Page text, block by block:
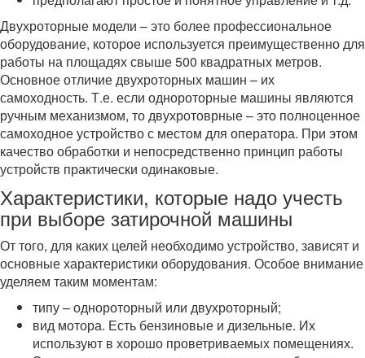
Двухроторные модели – это более профессиональное
оборудование, которое используется преимущественно для
работы на площадях свыше 500 квадратных метров.
Основное отличие двухроторных машин – их
самоходность. Т.е. если однороторные машины являются
ручным механизмом, то двухротоврные – это полноценное
самоходное устройство с местом для оператора. При этом
качество обработки и непосредственно принцип работы
устройств практически одинаковые.
Характеристики, которые надо учесть
при выборе затирочной машины
От того, для каких целей необходимо устройство, зависят и
основные характеристики оборудования. Особое внимание
уделяем таким моментам:
типу – однороторный или двухроторный;
вид мотора. Есть бензиновые и дизельные. Их
используют в хорошо проветриваемых помещениях.